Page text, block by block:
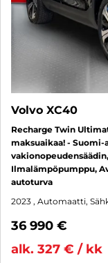
Volvo XC40
Recharge Twin
maksuaikaa! -
Ilmalämpöpumppu,
autoturva
2023 , Automaatti,
36 990 €
alk. 327 € / kk